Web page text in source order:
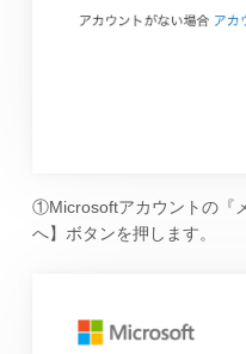
①Microsoftアカウントの『
へ】ボタンを押します。